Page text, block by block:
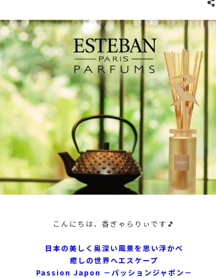
こんにちは、香ぎゃらりぃです🎵
日本の美しく奥深い風景を思い浮かべ
癒しの世界へエスケープ
Passion Japon －パッションジャポン－